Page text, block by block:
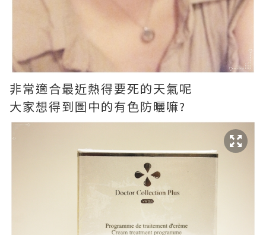
非常適合最近熱得要死的天氣呢
大家想得到圖中的有色防曬嘛?